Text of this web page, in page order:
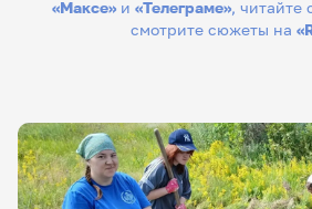
«Максе» и «Телеграме», читайте
смотрите сюжеты на